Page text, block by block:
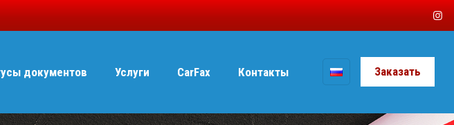
документов Услуги CarFax Контакты Заказать